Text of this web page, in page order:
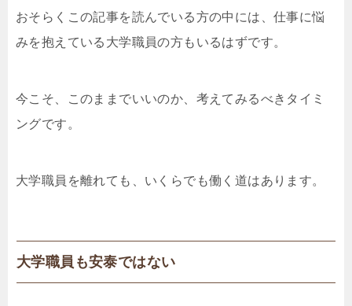
おそらくこの記事を読んでいる方の中には、仕事に悩
みを抱えている大学職員の方もいるはずです。
今こそ、このままでいいのか、考えてみるべきタイミ
ングです。
大学職員を離れても、いくらでも働く道はあります。
大学職員も安泰ではない